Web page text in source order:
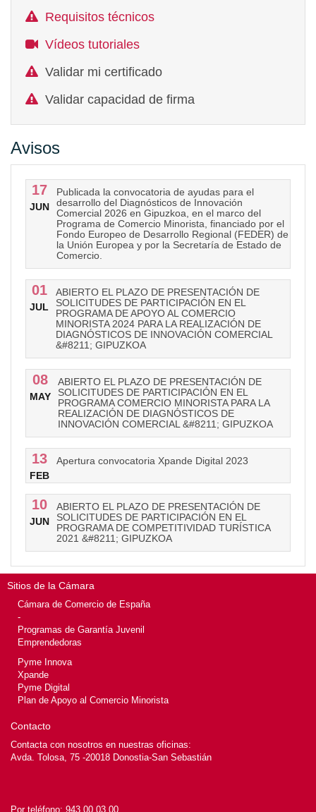
Requisitos técnicos
Vídeos tutoriales
Validar mi certificado
Validar capacidad de firma
Avisos
17
JUN
Publicada la convocatoria de ayudas para el
desarrollo del Diagnósticos de Innovación
Comercial 2026 en Gipuzkoa, en el marco del
Programa de Comercio Minorista, financiado por el
Fondo Europeo de Desarrollo Regional (FEDER) de
la Unión Europea y por la Secretaría de Estado de
Comercio.
01
JUL
ABIERTO EL PLAZO DE PRESENTACIÓN DE
SOLICITUDES DE PARTICIPACIÓN EN EL
PROGRAMA DE APOYO AL COMERCIO
MINORISTA 2024 PARA LA REALIZACIÓN DE
DIAGNÓSTICOS DE INNOVACIÓN COMERCIAL
&#8211; GIPUZKOA
08
MAY
ABIERTO EL PLAZO DE PRESENTACIÓN DE
SOLICITUDES DE PARTICIPACIÓN EN EL
PROGRAMA COMERCIO MINORISTA PARA LA
REALIZACIÓN DE DIAGNÓSTICOS DE
INNOVACIÓN COMERCIAL &#8211; GIPUZKOA
13
FEB
Apertura convocatoria Xpande Digital 2023
10
JUN
ABIERTO EL PLAZO DE PRESENTACIÓN DE
SOLICITUDES DE PARTICIPACIÓN EN EL
PROGRAMA DE COMPETITIVIDAD TURÍSTICA
2021 &#8211; GIPUZKOA
Sitios de la Cámara
Cámara de Comercio de España
-
Programas de Garantía Juvenil
Emprendedoras
Pyme Innova
Xpande
Pyme Digital
Plan de Apoyo al Comercio Minorista
Contacto
Contacta con nosotros en nuestras oficinas:
Avda. Tolosa, 75 -20018 Donostia-San Sebastián
Por teléfono: 943 00 03 00